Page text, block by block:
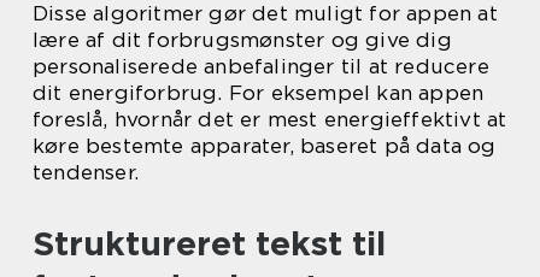
Disse algoritmer gør det muligt for appen at
lære af dit forbrugsmønster og give dig
personaliserede anbefalinger til at reducere
dit energiforbrug. For eksempel kan appen
foreslå, hvornår det er mest energieffektivt at
køre bestemte apparater, baseret på data og
tendenser.
Struktureret tekst til